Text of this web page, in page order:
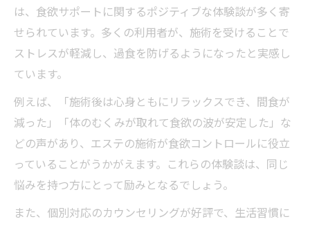
は、食欲サポートに関するポジティブな体験談が多く寄
せられています。多くの利用者が、施術を受けることで
ストレスが軽減し、過食を防げるようになったと実感し
ています。
例えば、「施術後は心身ともにリラックスでき、間食が
減った」「体のむくみが取れて食欲の波が安定した」な
どの声があり、エステの施術が食欲コントロールに役立
っていることがうかがえます。これらの体験談は、同じ
悩みを持つ方にとって励みとなるでしょう。
また、個別対応のカウンセリングが好評で、生活習慣に